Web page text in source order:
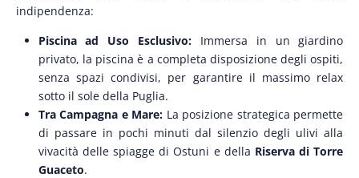
indipendenza:
Piscina ad Uso Esclusivo: Immersa in un giardino
privato, la piscina è a completa disposizione degli ospiti,
senza spazi condivisi, per garantire il massimo relax
sotto il sole della Puglia.
Tra Campagna e Mare: La posizione strategica permette
di passare in pochi minuti dal silenzio degli ulivi alla
vivacità delle spiagge di Ostuni e della Riserva di Torre
Guaceto.